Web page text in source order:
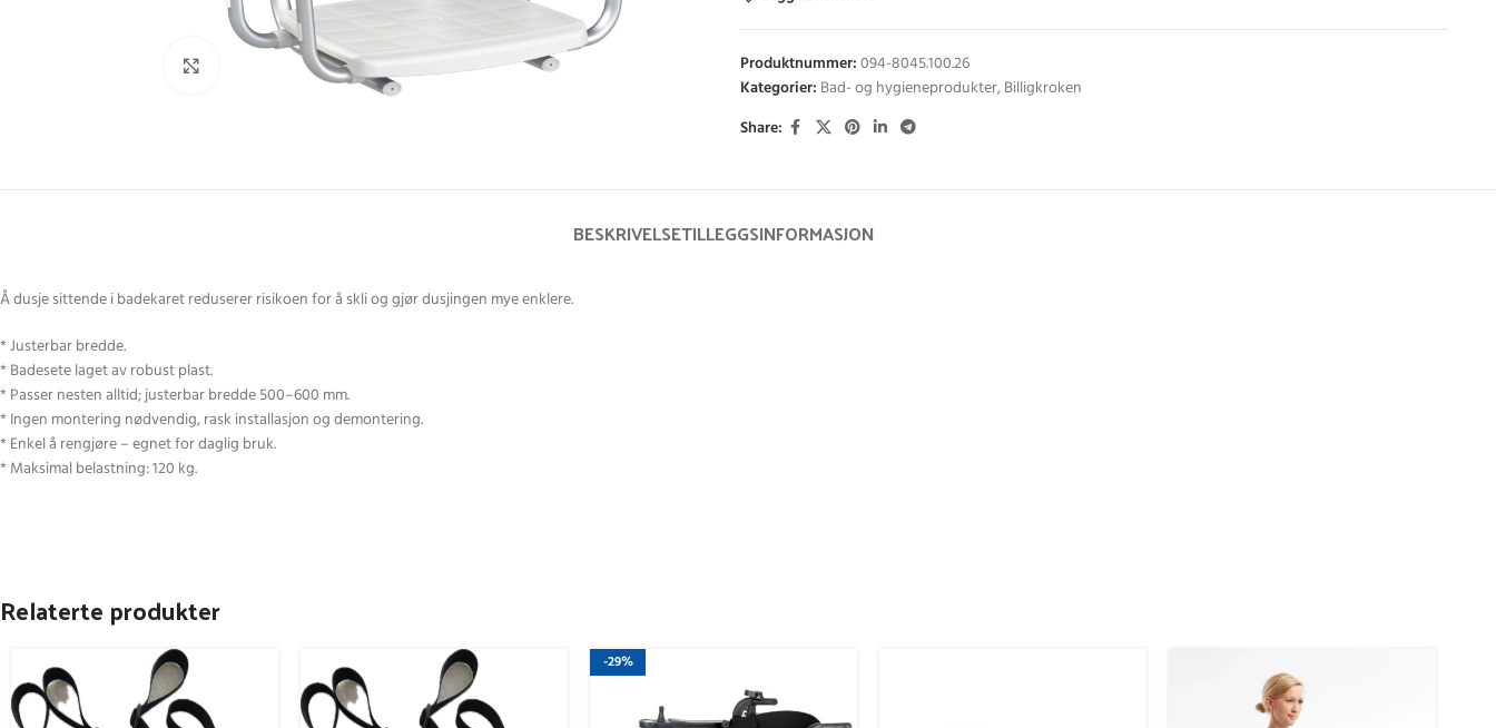
Click to enlarge Produktnummer:094-8045.100.26
Kategorier: Bad- og hygieneprodukter,Billigkroken
Share:
BESKRIVELSETILLEGGSINFORMASJON
Å dusje sittende i badekaret reduserer risikoen for å skli og gjør dusjingen mye enklere.
* Justerbar bredde.
* Badesete laget av robust plast.
* Passer nesten alltid; justerbar bredde 500–600 mm.
* Ingen montering nødvendig, rask installasjon og demontering.
* Enkel å rengjøre – egnet for daglig bruk.
* Maksimal belastning: 120 kg.
Relaterte produkter
-29%